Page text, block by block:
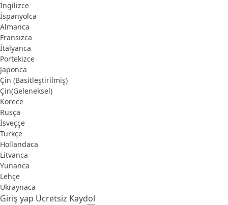
İngilizce
İspanyolca
Almanca
Fransızca
İtalyanca
Portekizce
Japonca
Çin (Basitleştirilmiş)
Çin(Geleneksel)
Korece
Rusça
İsveççe
Türkçe
Hollandaca
Litvanca
Yunanca
Lehçe
Ukraynaca
Giriş yap Ücretsiz Kaydol